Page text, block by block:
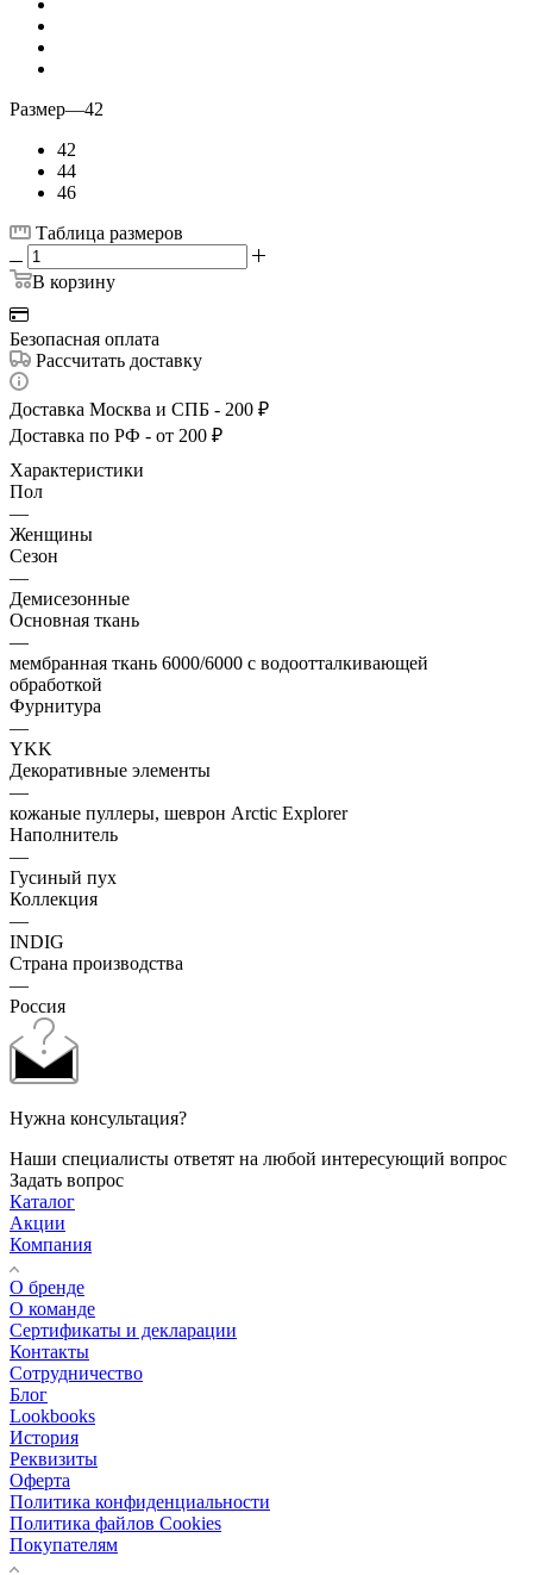
Размер—42
42
44
46
Таблица размеров
В корзину
Безопасная оплата
Рассчитать доставку
Доставка Москва и СПБ - 200 ₽
Доставка по РФ - от 200 ₽
Характеристики
Пол
—
Женщины
Сезон
—
Демисезонные
Основная ткань
—
мембранная ткань 6000/6000 с водоотталкивающей
обработкой
Фурнитура
—
YKK
Декоративные элементы
—
кожаные пуллеры, шеврон Arctic Explorer
Наполнитель
—
Гусиный пух
Коллекция
—
INDIG
Страна производства
—
Россия
Нужна консультация?
Наши специалисты ответят на любой интересующий вопрос
Задать вопрос
Каталог
Акции
Компания
О бренде
О команде
Сертификаты и декларации
Контакты
Сотрудничество
Блог
Lookbooks
История
Реквизиты
Оферта
Политика конфиденциальности
Политика файлов Cookies
Покупателям